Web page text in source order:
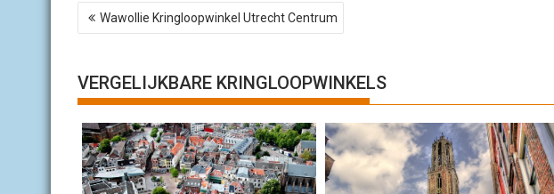
e
c
h
n
a
v
Wawollie Kringloopwinkel Utrecht Centrum
VERGELIJKBARE KRINGLOOPWINKELS